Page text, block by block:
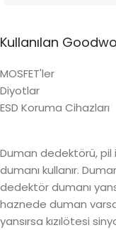
Kullanılan
MOSFET'ler
Diyotlar
ESD Koruma Cihazları
Duman dedektörü, pil
dumanı kullanır.
dedektör dumanı
haznede duman
yansırsa kızılötesi